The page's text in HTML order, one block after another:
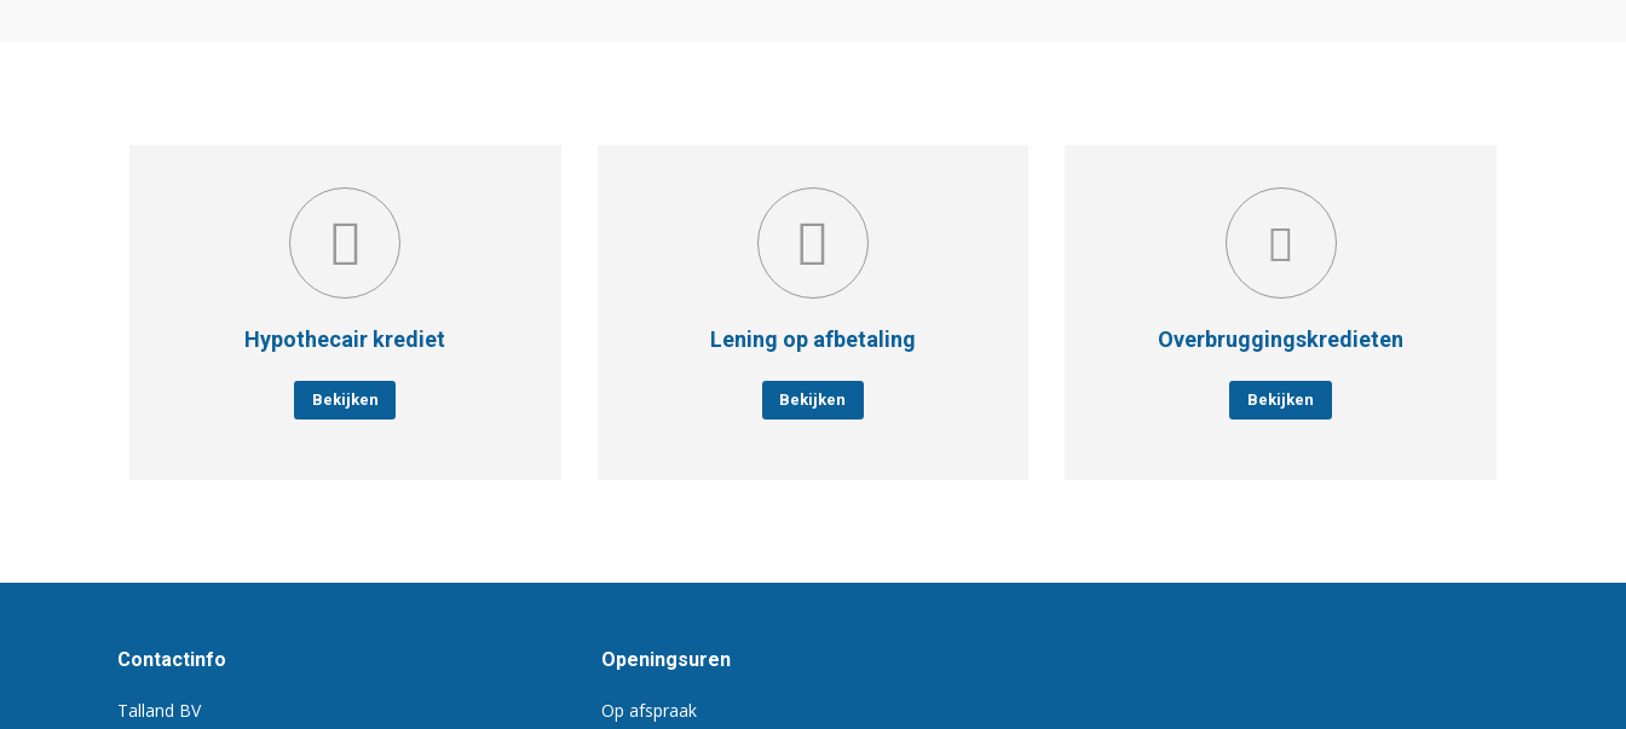
Hypothecair krediet
Bekijken
Lening op afbetaling
Bekijken
Overbruggingskredieten
Bekijken
Contactinfo
Talland BV
Openingsuren
Op afspraak